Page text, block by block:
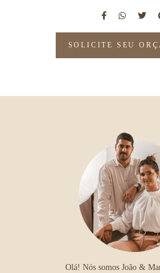
SOLICITE SEU
Olá! Nós somos João &